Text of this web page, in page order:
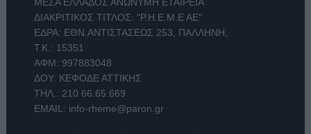
ΜΕΣΑ ΕΛΛΑΔΟΣ ΑΝΩΝΥΜΗ ΕΤΑΙΡΕΙΑ
ΔΙΑΚΡΙΤΙΚΟΣ ΤΙΤΛΟΣ: "Ρ.Η.Ε.Μ.Ε ΑΕ"
ΕΔΡΑ: ΕΘΝ.ΑΝΤΙΣΤΑΣΕΩΣ 253, ΠΑΛΛΗΝΗ,
Τ.Κ.: 15351
ΑΦΜ: 997883048
ΔΟΥ: ΚΕΦΟΔΕ ΑΤΤΙΚΗΣ
ΤΗΛ.: 210 66.65.669
EMAIL: info-rheme@paron.gr